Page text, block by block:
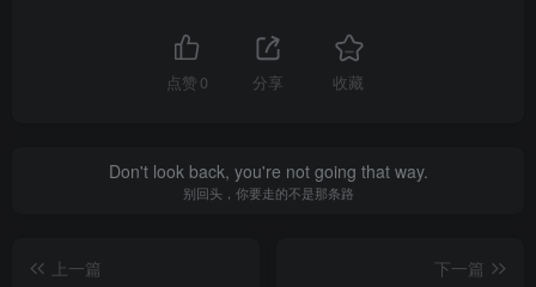
点赞 0 分享 收藏
Don't look back, you're not going that way.
别回头，你要走的不是那条路
上一篇
下一篇